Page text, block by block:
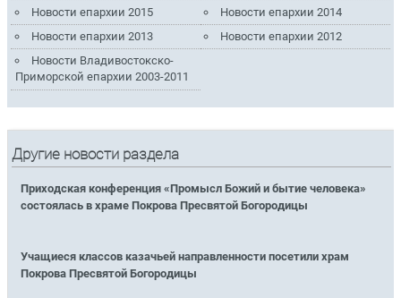
Новости епархии 2015
Новости епархии 2014
Новости епархии 2013
Новости епархии 2012
Новости Владивостокско-
Приморской епархии 2003-2011
Другие новости раздела
Приходская конференция «Промысл Божий и бытие человека»
состоялась в храме Покрова Пресвятой Богородицы
Учащиеся классов казачьей направленности посетили храм
Покрова Пресвятой Богородицы